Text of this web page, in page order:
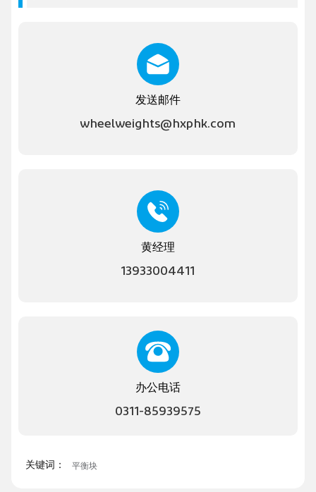
发送邮件
wheelweights@hxphk.com
黄经理
13933004411
办公电话
0311-85939575
关键词： 平衡块